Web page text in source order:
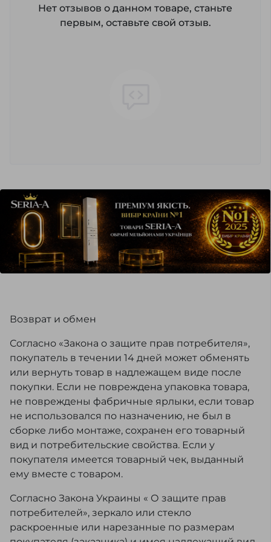
Нет отзывов о данном товаре, станьте
первым, оставьте свой отзыв.
Возврат и обмен
Согласно «Закона о защите прав потребителя»,
покупатель в течении 14 дней может обменять
или вернуть товар в надлежащем виде после
покупки. Если не повреждена упаковка товара,
не повреждены фабричные ярлыки, если товар
не использовался по назначению, не был в
сборке либо монтаже, сохранен его товарный
вид и потребительские свойства. Если у
покупателя имеется товарный чек, выданный
ему вместе с товаром.
Согласно Закона Украины « О защите прав
потребителей», зеркало или стекло
раскроенные или нарезанные по размерам